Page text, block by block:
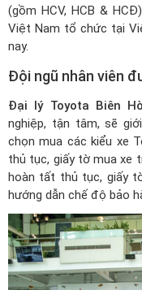
(gồm HCV, HCB &
Việt Nam tổ chức tại
nay.
Đội ngũ nhân viên
Đại lý Toyota Biên
nghiệp, tận tâm, sẽ
chọn mua các kiểu xe
thủ tục, giấy tờ mua xe
hoàn tất thủ tục, giấy
hướng dẫn chế độ bảo